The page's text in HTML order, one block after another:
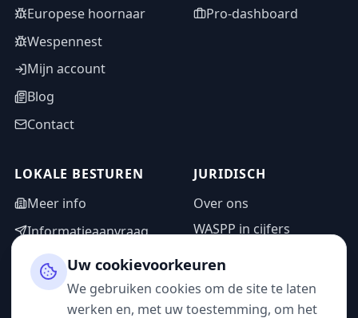
Europese hoornaar
Wespennest
Mijn account
Blog
Contact
Pro-dashboard
LOKALE BESTUREN
Meer info
Informatieaanvraag
Adminzone
JURIDISCH
Over ons
WASPP in cijfers
Privacybeleid
Gebruiksvoorwaarden
Uw cookievoorkeuren
We gebruiken cookies om de site te laten
werken en, met uw toestemming, om het